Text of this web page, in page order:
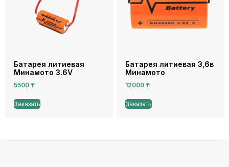
Батарея литиевая
Минамото 3.6V
5500 ₸
Заказать
Батарея литиевая 3,6в
Минамото
12000 ₸
Заказать